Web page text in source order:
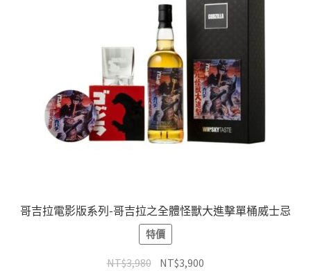
哥吉拉電影版系列-哥吉拉之全體怪獸大進擊單桶威士忌
特價
NT$3,980 NT$3,900